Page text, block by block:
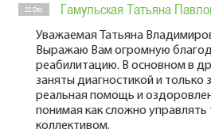
22 Dec Гамульская Татьяна
Уважаемая Татьяна
Выражаю Вам огромную
реабилитацию. В основном в
заняты диагностикой и только
реальная помощь и
понимая как сложно
коллективом.